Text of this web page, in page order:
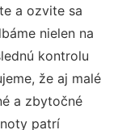
a ozvite sa
nielen na
kontrolu
že aj malé
a zbytočné
patrí